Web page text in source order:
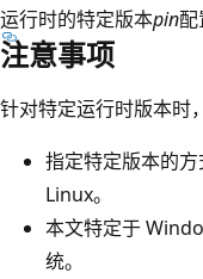
运行时的特定版本pin配
注意事项
针对特定运行时版本时
指定特定版本的
Linux。
本文特定于
统。